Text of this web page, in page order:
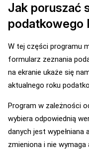
Jak poruszać
podatkowego
W tej części programu
formularz zeznania
na ekranie ukaże się
aktualnego roku
Program w zależności
wybiera odpowiednią
danych jest
zmieniona i nie wymaga